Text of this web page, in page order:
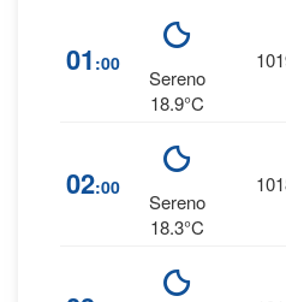
01 :00
Sereno
18.9°C
02:00
Sereno
18.3°C